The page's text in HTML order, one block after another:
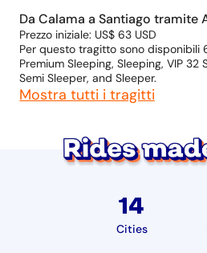
Da Calama a Santiago tramite
Prezzo iniziale: US$ 63 USD
Per questo tragitto sono disponibili
Premium Sleeping, Sleeping, VIP 32
Semi Sleeper, and Sleeper.
Mostra tutti i tragitti
14
Cities